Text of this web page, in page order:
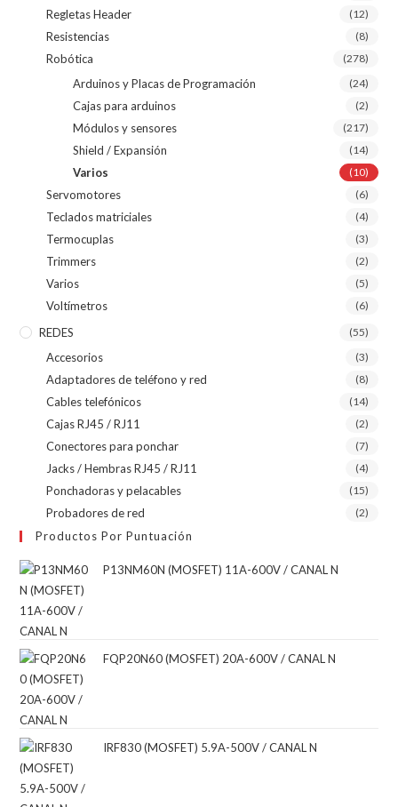
Regletas Header (12)
Resistencias (8)
Robótica (278)
Arduinos y Placas de Programación (24)
Cajas para arduinos (2)
Módulos y sensores (217)
Shield / Expansión (14)
Varios (10)
Servomotores (6)
Teclados matriciales (4)
Termocuplas (3)
Trimmers (2)
Varios (5)
Voltímetros (6)
REDES (55)
Accesorios (3)
Adaptadores de teléfono y red (8)
Cables telefónicos (14)
Cajas RJ45 / RJ11 (2)
Conectores para ponchar (7)
Jacks / Hembras RJ45 / RJ11 (4)
Ponchadoras y pelacables (15)
Probadores de red (2)
Productos Por Puntuación
P13NM60N (MOSFET) 11A-600V / CANAL N
FQP20N60 (MOSFET) 20A-600V / CANAL N
IRF830 (MOSFET) 5.9A-500V / CANAL N